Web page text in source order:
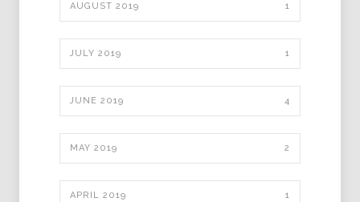
AUGUST 2019 1
JULY 2019 1
JUNE 2019 4
MAY 2019 2
APRIL 2019 1